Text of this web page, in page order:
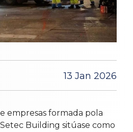
13 Jan 2026
empresas formada pola
Building sitúase como